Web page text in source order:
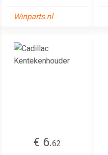
Winparts.nl
€ 6.62